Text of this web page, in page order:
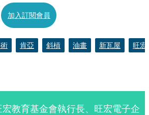
加入訂閱會員
肯亞 斜槓 油畫 新瓦屋
旺宏
教育基金會執行長、旺宏電子企